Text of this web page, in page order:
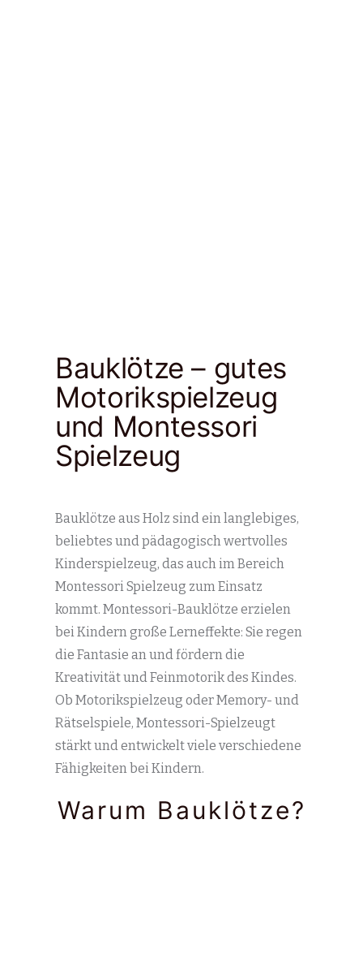
Bauklötze – gutes
Motorikspielzeug
und Montessori
Spielzeug
Bauklötze aus Holz sind ein langlebiges,
beliebtes und pädagogisch wertvolles
Kinderspielzeug, das auch im Bereich
Montessori Spielzeug zum Einsatz
kommt. Montessori-Bauklötze erzielen
bei Kindern große Lerneffekte: Sie regen
die Fantasie an und fördern die
Kreativität und Feinmotorik des Kindes.
Ob Motorikspielzeug oder Memory- und
Rätselspiele, Montessori-Spielzeugt
stärkt und entwickelt viele verschiedene
Fähigkeiten bei Kindern.
Warum Bauklötze?